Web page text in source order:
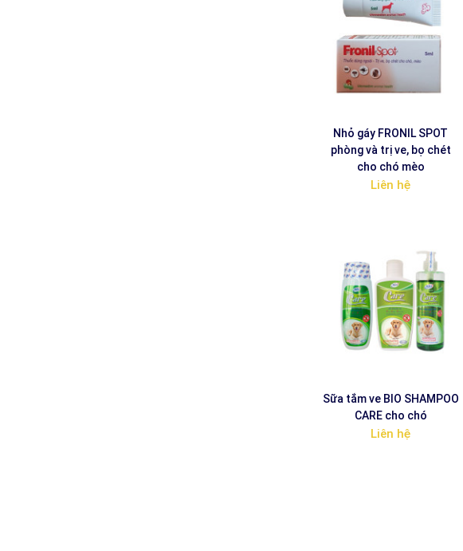
Nhỏ gáy FRONIL SPOT
phòng và trị ve, bọ chét
cho chó mèo
Liên hệ
Sữa tắm ve BIO SHAMPOO
CARE cho chó
Liên hệ